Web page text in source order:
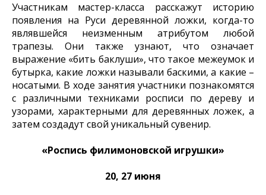
Участникам мастер-класса расскажут историю
появления на Руси деревянной ложки, когда-то
являвшейся неизменным атрибутом любой
трапезы. Они также узнают, что означает
выражение «бить баклуши», что такое межеумок и
бутырка, какие ложки называли баскими, а какие –
носатыми. В ходе занятия участники познакомятся
с различными техниками росписи по дереву и
узорами, характерными для деревянных ложек, а
затем создадут свой уникальный сувенир.
«Роспись филимоновской игрушки»
20, 27 июня